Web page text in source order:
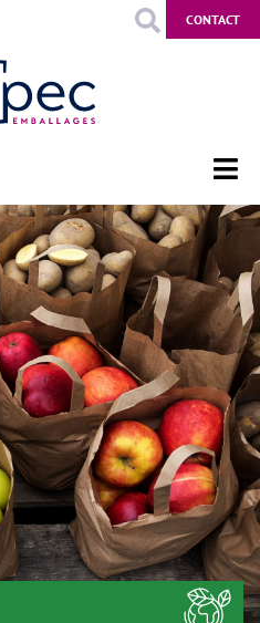
CONTACT